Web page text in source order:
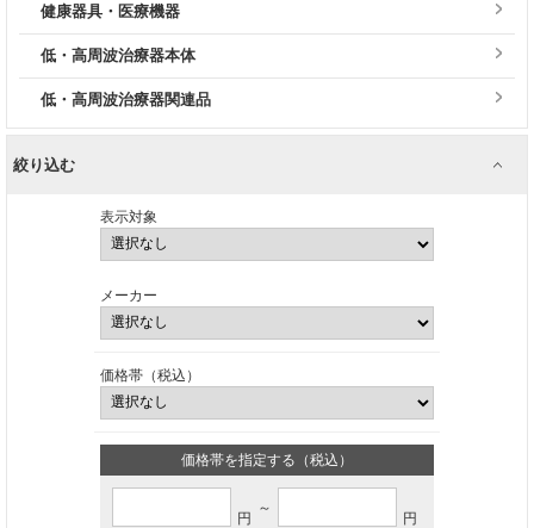
健康器具・医療機器
低・高周波治療器本体
低・高周波治療器関連品
絞り込む
表示対象
メーカー
価格帯（税込）
価格帯を指定する（税込）
円
～
円